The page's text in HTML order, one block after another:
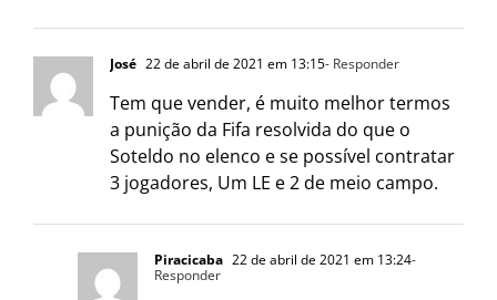
José 22 de abril de 2021 em 13:15- Responder
Tem que vender, é muito melhor termos
a punição da Fifa resolvida do que o
Soteldo no elenco e se possível contratar
3 jogadores, Um LE e 2 de meio campo.
Piracicaba 22 de abril de 2021 em 13:24-
Responder